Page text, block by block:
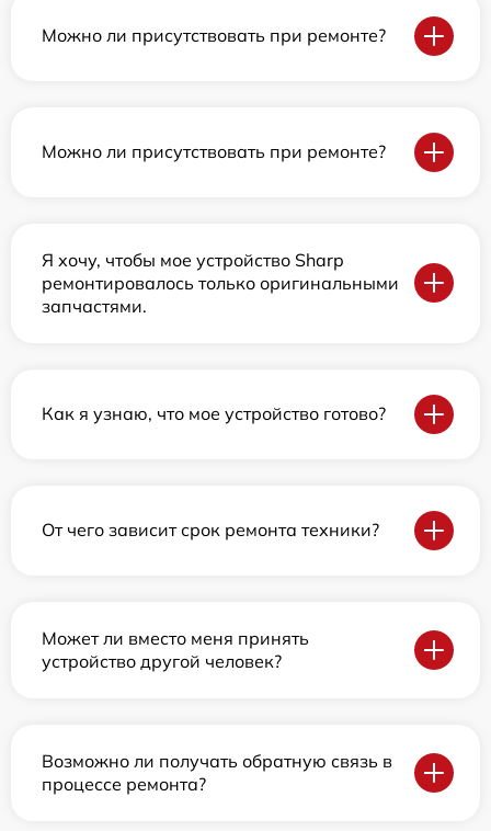
Можно ли присутствовать при ремонте?
Можно ли присутствовать при ремонте?
Я хочу, чтобы мое устройство Sharp
ремонтировалось только оригинальными
запчастями.
Как я узнаю, что мое устройство готово?
От чего зависит срок ремонта техники?
Может ли вместо меня принять
устройство другой человек?
Возможно ли получать обратную связь в
процессе ремонта?